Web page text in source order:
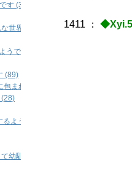
1411 ：
／
／ ／
/ ／
/ ／ﾞ
| ,/
| /
ヽ＿_
ﾙ'
/
す (37)
世界 (137)
うです (37)
(89)
まれるできる夫の恋愛事情 裏 (45)
(28)
ようです (325)
幼馴染の佐々美さんを寝取られるよう